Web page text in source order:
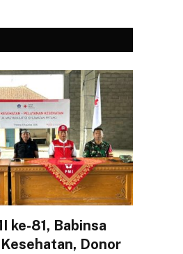
ke-81, Babinsa
Donor